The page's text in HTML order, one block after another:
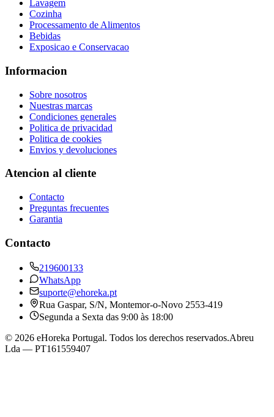
Lavagem
Cozinha
Processamento de Alimentos
Bebidas
Exposicao e Conservacao
Informacion
Sobre nosotros
Nuestras marcas
Condiciones generales
Politica de privacidad
Politica de cookies
Envios y devoluciones
Atencion al cliente
Contacto
Preguntas frecuentes
Garantia
Contacto
219600133
WhatsApp
suporte@ehoreka.pt
Rua Gaspar, S/N, Montemor-o-Novo 2553-419
Segunda a Sexta das 9:00 às 18:00
© 2026 eHoreka Portugal. Todos los derechos reservados.Abreu
Lda — PT161559407